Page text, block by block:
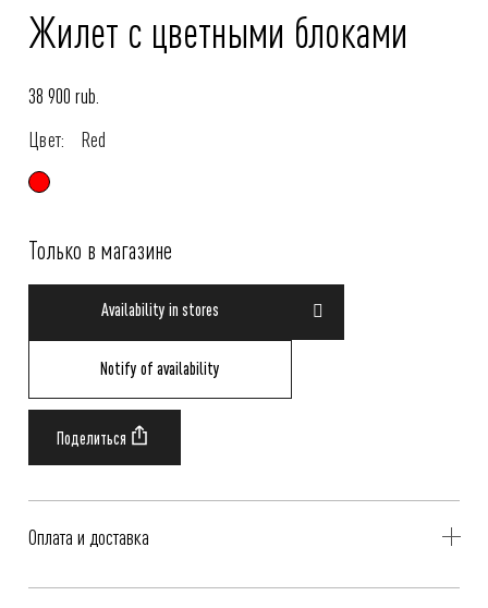
Жилет с цветными блоками
38 900 rub.
Цвет:
Red
Только в магазине
Availability in stores
Notify of availability
Оплата и доставка